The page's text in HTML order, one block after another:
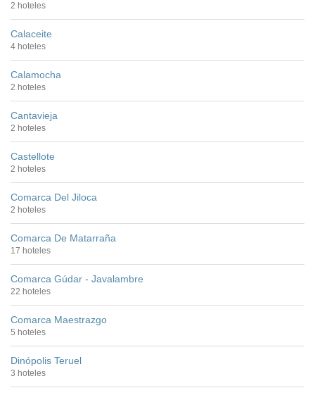
2 hoteles
Calaceite
4 hoteles
Calamocha
2 hoteles
Cantavieja
2 hoteles
Castellote
2 hoteles
Comarca Del Jiloca
2 hoteles
Comarca De Matarraña
17 hoteles
Comarca Gúdar - Javalambre
22 hoteles
Comarca Maestrazgo
5 hoteles
Dinópolis Teruel
3 hoteles